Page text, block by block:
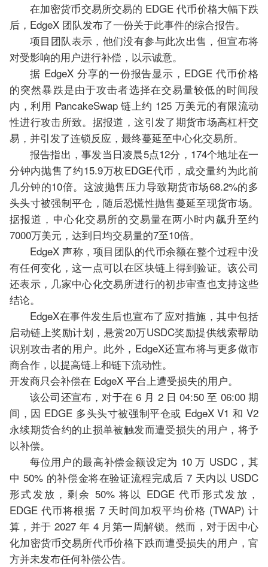
在加密货币交易所交易的 EDGE 代币价格大幅下跌
后，EdgeX 团队发布了一份关于此事件的综合报告。
项目团队表示，他们没有参与此次出售，但宣布将
对受影响的用户进行补偿，以示诚意。
据 EdgeX 分享的一份报告显示，EDGE 代币价格
的突然暴跌是由于攻击者选择在交易量较低的时间段
内，利用 PancakeSwap 链上约 125 万美元的有限流动
性进行攻击所致。据报道，这引发了期货市场高杠杆交
易，并引发了连锁反应，最终蔓延至中心化交易所。
报告指出，事发当日凌晨5点12分，174个地址在一
分钟内抛售了约15.9万枚EDGE代币，成交量约为此前
几分钟的10倍。这波抛售压力导致期货市场68.2%的多
头头寸被强制平仓，随后恐慌性抛售蔓延至现货市场。
据报道，中心化交易所的交易量在两小时内飙升至约
7000万美元，达到日均交易量的7至10倍。
EdgeX 声称，项目团队的代币余额在整个过程中没
有任何变化，这一点可以在区块链上得到验证。该公司
还表示，几家中心化交易所进行的初步审查也支持这些
结论。
EdgeX在事件发生后也宣布了应对措施，其中包括
启动链上奖励计划，悬赏20万USDC奖励提供线索帮助
识别攻击者的用户。此外，EdgeX还宣布将与更多做市
商合作，以提高链上和链下流动性。
开发商只会补偿在 EdgeX 平台上遭受损失的用户。
该公司还宣布，对于在 6 月 2 日 04:50 至 06:00 期
间，因 EDGE 多头头寸被强制平仓或 EdgeX V1 和 V2
永续期货合约的止损单被触发而遭受损失的用户，将予
以补偿。
每位用户的最高补偿金额设定为 10 万 USDC，其
中 50% 的补偿金将在验证流程完成后 7 天内以 USDC
形式发放，剩余 50% 将以 EDGE 代币形式发放，
EDGE 代币将根据 7 天时间加权平均价格 (TWAP) 计
算，并于 2027 年 4 月第一周解锁。然而，对于因中心
化加密货币交易所代币价格下跌而遭受损失的用户，官
方并未发布任何补偿公告。